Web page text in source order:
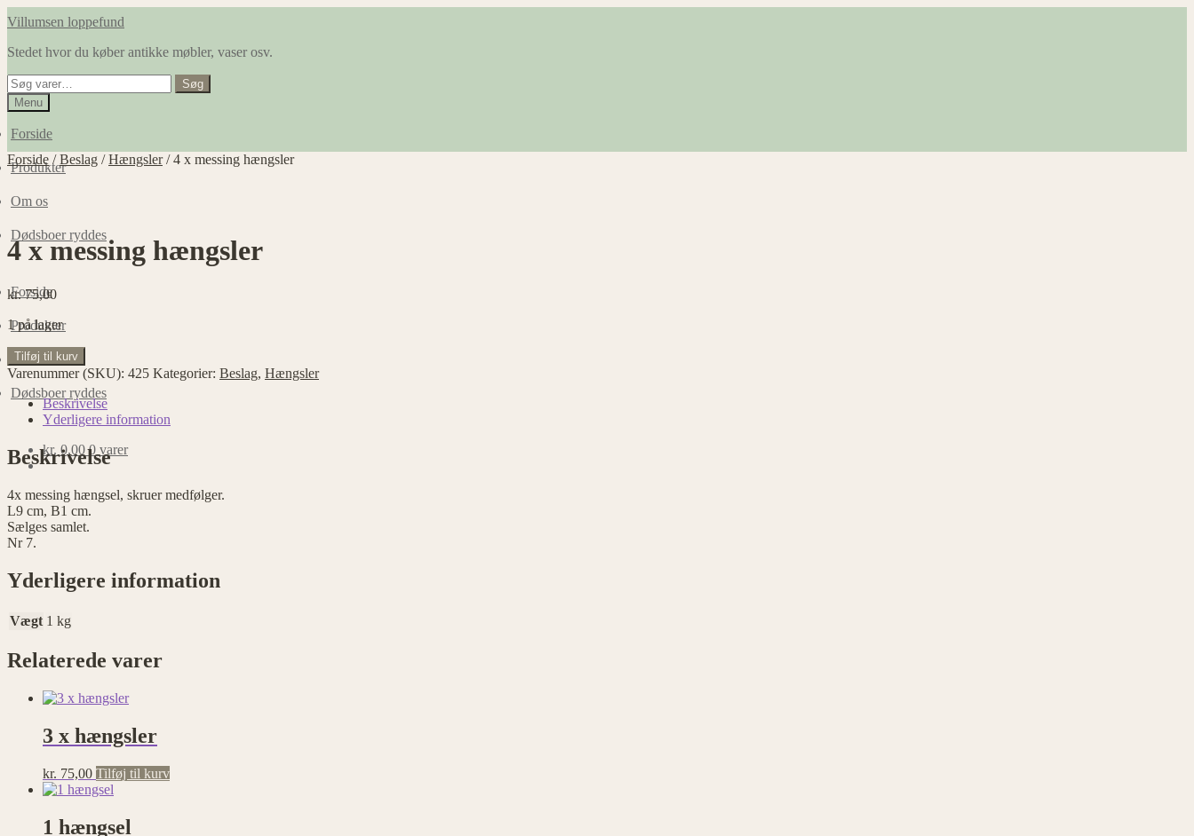
Spring
navigation
Spring
indhold
Villumsen loppefund
Stedet hvor du køber antikke møbler, vaser osv.
Søg
efter:
Søg
Menu
Forside
Produkter
Om os
Dødsboer ryddes
Forside
Produkter
Om os
Dødsboer ryddes
kr. 0,00 0 varer
Forside /Beslag /Hængsler/4 x messing hængsler
4 x messing hængsler
kr.75,00
1 på lager
x
messing
hængsler
antal
Tilføj til kurv
Varenummer (SKU): 425 Kategorier: Beslag, Hængsler
Beskrivelse
Yderligere information
Beskrivelse
4x messing hængsel, skruer medfølger.
L9 cm, B1 cm.
Sælges samlet.
Nr 7.
Yderligere information
Vægt 1 kg
Relaterede varer
3 x hængsler
kr. 75,00 Tilføj til kurv
1 hængsel